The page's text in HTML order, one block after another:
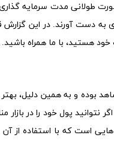
طولانی مدت سرمایه گذاری
به دست آورند. در این
بوده و به همین دلیل، بهتر
نتوانید پول خود را در
است که با استفاده از